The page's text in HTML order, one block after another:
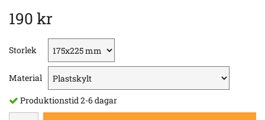
190 kr
Storlek
Material
Produktionstid 2-6 dagar